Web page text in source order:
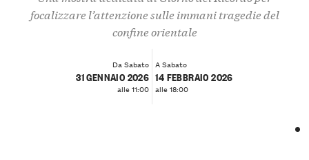
focalizzare l’attenzione sulle immani tragedie del
confine orientale
Da Sabato
31 GENNAIO 2026
alle 11:00
A Sabato
14 FEBBRAIO 2026
alle 18:00